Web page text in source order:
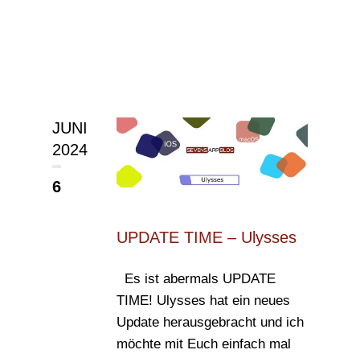
JUNI
2024
6
UPDATE TIME – Ulysses
Es ist abermals UPDATE
TIME! Ulysses hat ein neues
Update herausgebracht und ich
möchte mit Euch einfach mal